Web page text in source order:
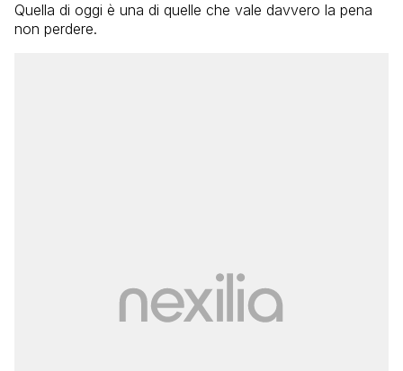
Quella di oggi è una di quelle che vale davvero la pena
non perdere.